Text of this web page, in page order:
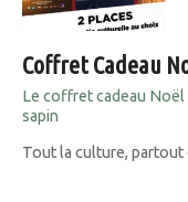
Coffret Cadeau
Le coffret cadeau
sapin
Tout la culture, partout